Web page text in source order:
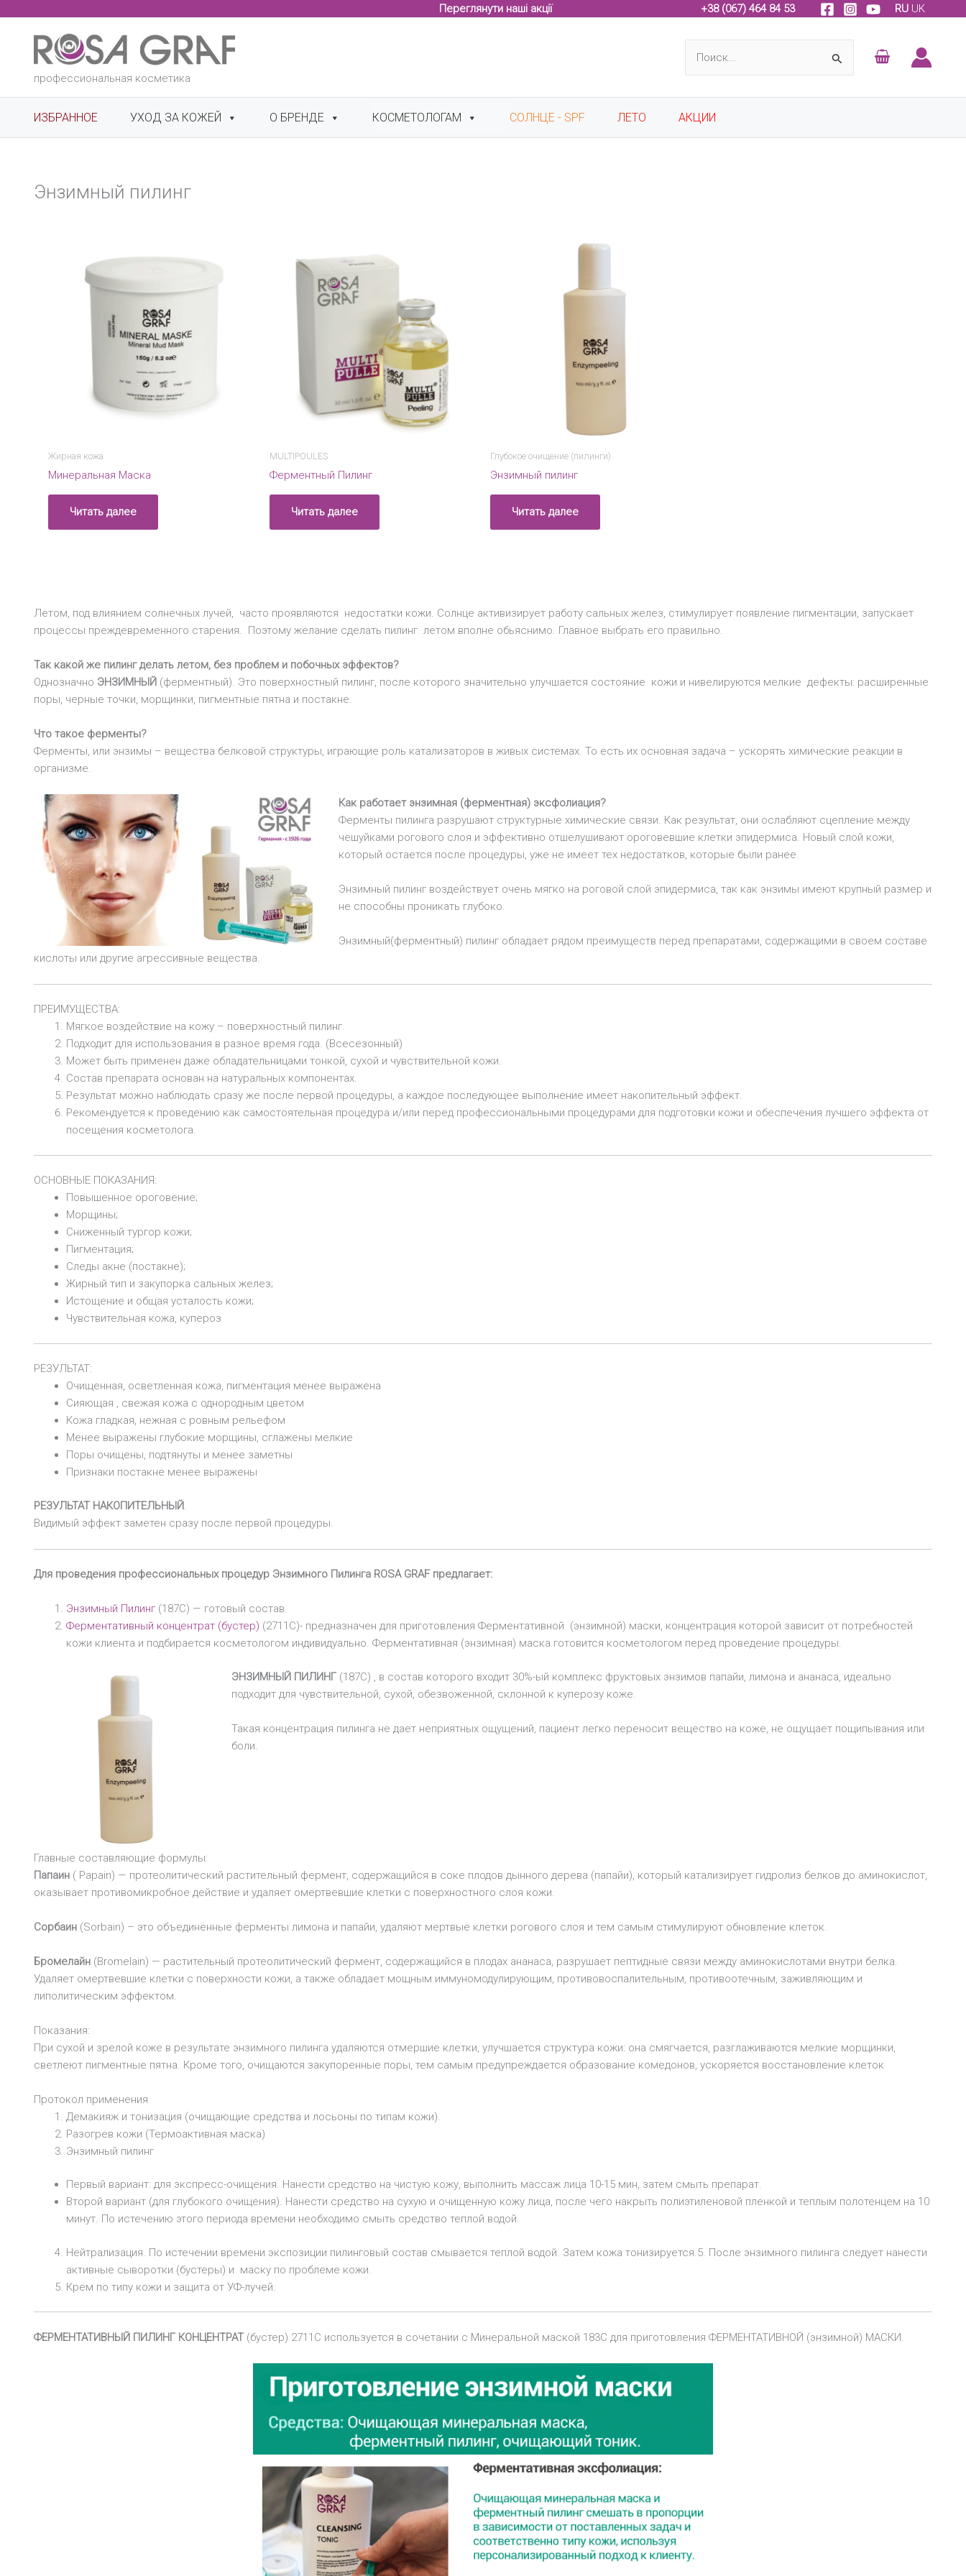
содержимому
Переглянути наші акції +38 (067) 464 84 53 RU UK
профессиональная косметика
ИЗБРАННОЕ УХОД ЗА КОЖЕЙ О БРЕНДЕ КОСМЕТОЛОГАМ СОЛНЦЕ - SPF ЛЕТО АКЦИИ
Энзимный пилинг
Жирная кожа
Минеральная Маска
Читать далее
MULTIPOULES
Ферментный Пилинг
Читать далее
Глубокое очищение (пилинги)
Энзимный пилинг
Читать далее
Летом, под влиянием солнечных лучей, часто проявляются недостатки кожи. Солнце активизирует работу сальных желез, стимулирует появление пигментации, запускает
процессы преждевременного старения. Поэтому желание сделать пилинг летом вполне обьяснимо. Главное выбрать его правильно.
Так какой же пилинг делать летом, без проблем и побочных эффектов?
Однозначно ЭНЗИМНЫЙ (ферментный). Это поверхностный пилинг, после которого значительно улучшается состояние кожи и нивелируются мелкие дефекты: расширенные
поры, черные точки, морщинки, пигментные пятна и постакне.
Что такое ферменты?
Ферменты, или энзимы – вещества белковой структуры, играющие роль катализаторов в живых системах. То есть их основная задача – ускорять химические реакции в
организме.
Как работает энзимная (ферментная) эксфолиация?
Ферменты пилинга разрушают структурные химические связи. Как результат, они ослабляют сцепление между
чешуйками рогового слоя и эффективно отшелушивают ороговевшие клетки эпидермиса. Новый слой кожи,
который остается после процедуры, уже не имеет тех недостатков, которые были ранее.
Энзимный пилинг воздействует очень мягко на роговой слой эпидермиса, так как энзимы имеют крупный размер и
не способны проникать глубоко.
Энзимный(ферментный) пилинг обладает рядом преимуществ перед препаратами, содержащими в своем составе
кислоты или другие агрессивные вещества.
ПРЕИМУЩЕСТВА:
Мягкое воздействие на кожу – поверхностный пилинг.
Подходит для использования в разное время года. (Всесезонный)
Может быть применен даже обладательницами тонкой, сухой и чувствительной кожи.
Состав препарата основан на натуральных компонентах.
Результат можно наблюдать сразу же после первой процедуры, а каждое последующее выполнение имеет накопительный эффект.
Рекомендуется к проведению как самостоятельная процедура и/или перед профессиональными процедурами для подготовки кожи и обеспечения лучшего эффекта от
посещения косметолога.
ОСНОВНЫЕ ПОКАЗАНИЯ:
Повышенное ороговение;
Морщины;
Сниженный тургор кожи;
Пигментация;
Следы акне (постакне);
Жирный тип и закупорка сальных желез;
Истощение и общая усталость кожи;
Чувствительная кожа, купероз
РЕЗУЛЬТАТ:
Очищенная, осветленная кожа, пигментация менее выражена
Сияющая , свежая кожа с однородным цветом
Кожа гладкая, нежная с ровным рельефом
Менее выражены глубокие морщины, сглажены мелкие
Поры очищены, подтянуты и менее заметны
Признаки постакне менее выражены
РЕЗУЛЬТАТ НАКОПИТЕЛЬНЫЙ.
Видимый эффект заметен сразу после первой процедуры.
Для проведения профессиональных процедур Энзимного Пилинга ROSA GRAF предлагает:
Энзимный Пилинг (187С) — готовый состав.
Ферментативный концентрат (бустер) (2711С)- предназначен для приготовления Ферментативной (энзимной) маски, концентрация которой зависит от потребностей
кожи клиента и подбирается косметологом индивидуально. Ферментативная (энзимная) маска готовится косметологом перед проведение процедуры.
ЭНЗИМНЫЙ ПИЛИНГ(187С) , в состав которого входит 30%-ый комплекс фруктовых энзимов папайи, лимона и ананаса, идеально
подходит для чувствительной, сухой, обезвоженной, склонной к куперозу коже.
Такая концентрация пилинга не дает неприятных ощущений, пациент легко переносит вещество на коже, не ощущает пощипывания или
боли.
Главные составляющие формулы:
Папаин ( Papain) — протеолитический растительный фермент, содержащийся в соке плодов дынного дерева (папайи), который катализирует гидролиз белков до аминокислот,
оказывает противомикробное действие и удаляет омертвевшие клетки с поверхностного слоя кожи.
Сорбаин (Sorbain) – это объединённые ферменты лимона и папайи, удаляют мертвые клетки рогового слоя и тем самым стимулируют обновление клеток.
Бромелайн (Bromelain) — растительный протеолитический фермент, содержащийся в плодах ананаса, разрушает пептидные связи между аминокислотами внутри белка.
Удаляет омертвевшие клетки с поверхности кожи, а также обладает мощным иммуномодулирующим, противовоспалительным, противоотечным, заживляющим и
липолитическим эффектом.
Показания:
При сухой и зрелой коже в результате энзимного пилинга удаляются отмершие клетки, улучшается структура кожи: она смягчается, разглаживаются мелкие морщинки,
светлеют пигментные пятна. Кроме того, очищаются закупоренные поры, тем самым предупреждается образование комедонов, ускоряется восстановление клеток
Протокол применения
Демакияж и тонизация (очищающие средства и лосьоны по типам кожи).
Разогрев кожи (Термоактивная маска)
Энзимный пилинг
Первый вариант: для экспресс-очищения. Нанести средство на чистую кожу, выполнить массаж лица 10-15 мин, затем смыть препарат.
Второй вариант (для глубокого очищения). Нанести средство на сухую и очищенную кожу лица, после чего накрыть полиэтиленовой пленкой и теплым полотенцем на 10
минут. По истечению этого периода времени необходимо смыть средство теплой водой.
Нейтрализация. По истечении времени экспозиции пилинговый состав смывается теплой водой. Затем кожа тонизируется.5. После энзимного пилинга следует нанести
активные сыворотки (бустеры) и маску по проблеме кожи.
Крем по типу кожи и защита от УФ-лучей.
ФЕРМЕНТАТИВНЫЙ ПИЛИНГ КОНЦЕНТРАТ (бустер) 2711С используется в сочетании с Минеральной маской 183С для приготовления ФЕРМЕНТАТИВНОЙ (энзимной) МАСКИ.